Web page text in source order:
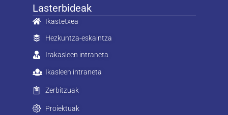
Lasterbideak
Ikastetxea
Hezkuntza-eskaintza
Irakasleen intraneta
Ikasleen intraneta
Zerbitzuak
Proiektuak